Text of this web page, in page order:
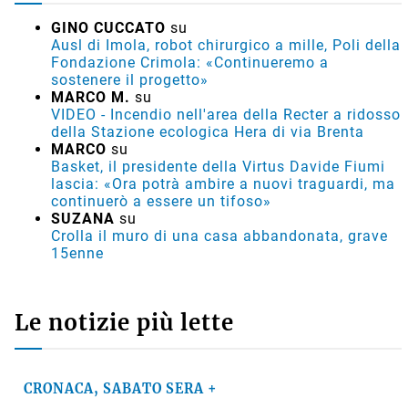
GINO CUCCATO su
Ausl di Imola, robot chirurgico a mille, Poli della
Fondazione Crimola: «Continueremo a
sostenere il progetto»
MARCO M. su
VIDEO - Incendio nell'area della Recter a ridosso
della Stazione ecologica Hera di via Brenta
MARCO su
Basket, il presidente della Virtus Davide Fiumi
lascia: «Ora potrà ambire a nuovi traguardi, ma
continuerò a essere un tifoso»
SUZANA su
Crolla il muro di una casa abbandonata, grave
15enne
Le notizie più lette
CRONACA, SABATO SERA +